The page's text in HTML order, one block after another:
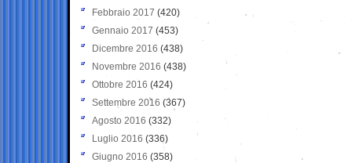
Febbraio 2017 (420)
Gennaio 2017 (453)
Dicembre 2016 (438)
Novembre 2016 (438)
Ottobre 2016 (424)
Settembre 2016 (367)
Agosto 2016 (332)
Luglio 2016 (336)
Giugno 2016 (358)